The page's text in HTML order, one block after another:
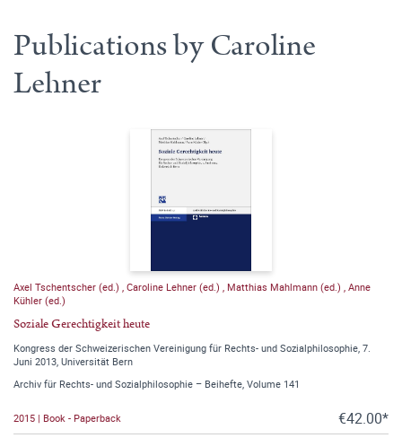
Publications by Caroline
Lehner
Axel Tschentscher (ed.) Caroline Lehner (ed.) Matthias Mahlmann (ed.) Anne
Kühler (ed.)
Soziale Gerechtigkeit heute
Kongress der Schweizerischen Vereinigung für Rechts- und Sozialphilosophie, 7.
Juni 2013, Universität Bern
Archiv für Rechts- und Sozialphilosophie – Beihefte, Volume 141
2015 | Book - Paperback €42.00*